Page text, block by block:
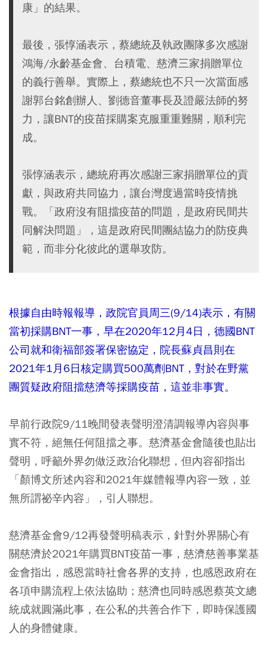
康」的結果。
最後，張惇涵表示，蔡總統及執政團隊多次感謝
鴻海/永齡基金會、台積電、慈濟三家捐贈單位
的義行善舉。實際上，蔡總統也不只一次當面感
謝郭台銘創辦人、劉德音董事長及證嚴法師的努
力，讓BNT的疫苗採購案克服重重難關，順利完
成。
張惇涵表示，總統府再次感謝三家捐贈單位的貢
獻，與政府共同協力，讓台灣度過當時疫情挑
戰。「政府沒有阻擋疫苗的問題，是政府民間共
同解決問題」，這是政府民間團結協力的防疫典
範，而非分化彼此的選舉攻防。
根據自由時報報導，政院官員周三(9/14)表示，有關
當初採購BNT一事，早在2020年12月4日，德國BNT
公司就和衛福部簽署保密協定，院長蘇貞昌則在
2021年1月6日核定購買500萬劑BNT，對於在野黨
團質疑政府阻擋慈濟等採購疫苗，這並非事實。
早前行政院9/11晚間發表聲明澄清調報導內容與事
實不符，絕無任何阻擋之事。慈濟基金會隨後也貼出
聲明，呼籲外界勿做泛政治化聯想，但內容卻指出
「顏博文所述內容和2021年媒體報導內容一致，並
無所謂祕辛內容」，引人聯想。
慈濟基金會9/12再發聲明稿表示，針對外界關心有
關慈濟於2021年購買BNT疫苗一事，慈濟慈善事業基
金會指出，感恩當時社會各界的支持，也感恩政府在
各項申購流程上依法協助；慈濟也同時感恩蔡英文總
統成就圓滿此事，在公私的共善合作下，即時保護國
人的身體健康。